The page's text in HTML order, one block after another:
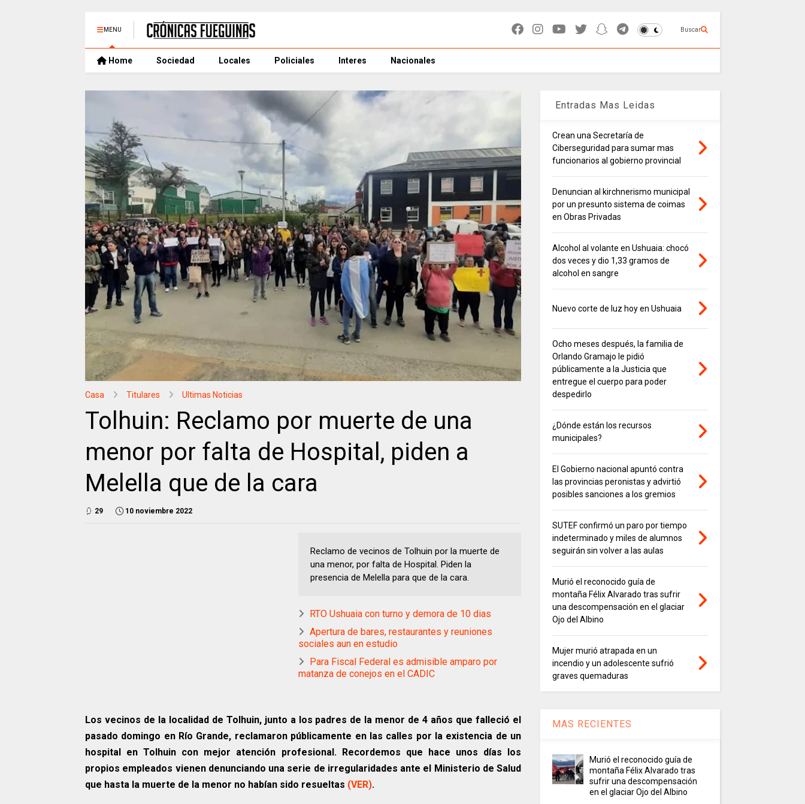
MENU Buscar
Home Sociedad Locales Policiales Interes Nacionales
Casa Titulares Ultimas Noticias
Tolhuin: Reclamo por muerte de una
menor por falta de Hospital, piden a
Melella que de la cara
29 10 noviembre 2022
Reclamo de vecinos de Tolhuin por la muerte de
una menor, por falta de Hospital. Piden la
presencia de Melella para que de la cara.
RTO Ushuaia con turno y demora de 10 dias
Apertura de bares, restaurantes y reuniones
sociales aun en estudio
Para Fiscal Federal es admisible amparo por
matanza de conejos en el CADIC
Los vecinos de la localidad de Tolhuin, junto a los padres de la menor de 4 años que falleció el
pasado domingo en Río Grande, reclamaron públicamente en las calles por la existencia de un
hospital en Tolhuin con mejor atención profesional. Recordemos que hace unos días los
propios empleados vienen denunciando una serie de irregularidades ante el Ministerio de Salud
que hasta la muerte de la menor no habían sido resueltas (VER).
Entradas Mas Leidas
Crean una Secretaría de
Ciberseguridad para sumar mas
funcionarios al gobierno provincial
Denuncian al kirchnerismo municipal
por un presunto sistema de coimas
en Obras Privadas
Alcohol al volante en Ushuaia: chocó
dos veces y dio 1,33 gramos de
alcohol en sangre
Nuevo corte de luz hoy en Ushuaia
Ocho meses después, la familia de
Orlando Gramajo le pidió
públicamente a la Justicia que
entregue el cuerpo para poder
despedirlo
¿Dónde están los recursos
municipales?
El Gobierno nacional apuntó contra
las provincias peronistas y advirtió
posibles sanciones a los gremios
SUTEF confirmó un paro por tiempo
indeterminado y miles de alumnos
seguirán sin volver a las aulas
Murió el reconocido guía de
montaña Félix Alvarado tras sufrir
una descompensación en el glaciar
Ojo del Albino
Mujer murió atrapada en un
incendio y un adolescente sufrió
graves quemaduras
MAS RECIENTES
Murió el reconocido guía de
montaña Félix Alvarado tras
sufrir una descompensación
en el glaciar Ojo del Albino